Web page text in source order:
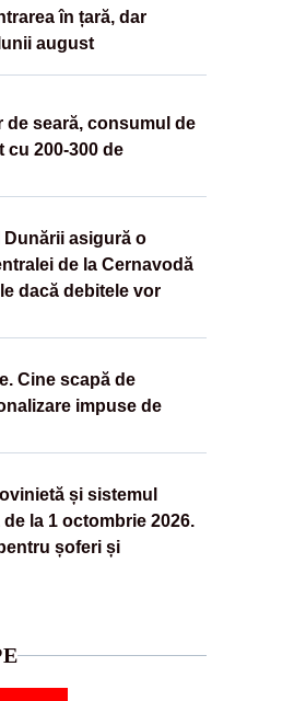
în țară, dar
august
de seară, consumul de
cu 200-300 de
asigură o
de la Cernavodă
dacă debitele vor
Cine scapă de
impuse de
și sistemul
la 1 octombrie 2026.
șoferi și